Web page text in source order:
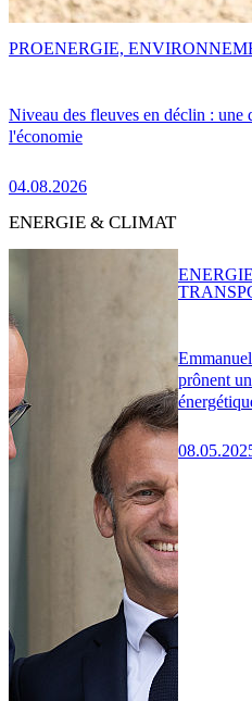
Niveau des fleuves en déclin : une
l'économie
04.08.2026
PROENERGIE,
ENERGIE & CLIMAT
prônent